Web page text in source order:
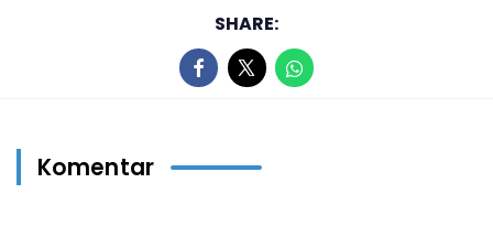
SHARE:
Komentar